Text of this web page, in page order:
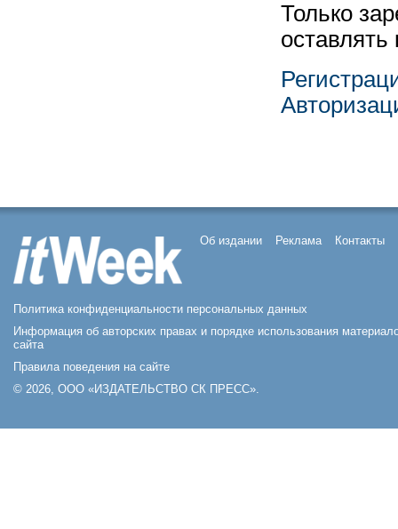
Только
Об издании Реклама Контакты
Политика конфиденциальности персональных данных
Информация об авторских правах и порядке использования
сайта
Правила поведения на сайте
© 2026, ООО «ИЗДАТЕЛЬСТВО СК ПРЕСС».